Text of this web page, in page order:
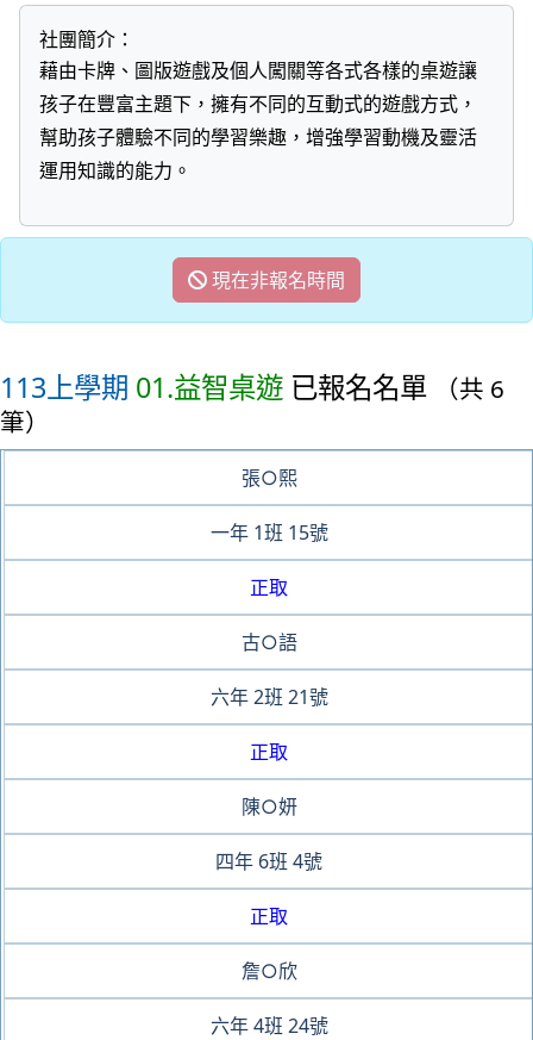
社團簡介：
藉由卡牌、圖版遊戲及個人闖關等各式各樣的桌遊讓
孩子在豐富主題下，擁有不同的互動式的遊戲方式，
幫助孩子體驗不同的學習樂趣，增強學習動機及靈活
運用知識的能力。
現在非報名時間
113上學期 01.益智桌遊 已報名名單
（共 6
筆）
張○熙
一年 1班 15號
正取
古○語
六年 2班 21號
正取
陳○妍
四年 6班 4號
正取
詹○欣
六年 4班 24號